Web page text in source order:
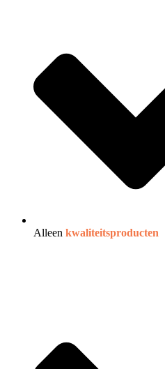
Alleen kwaliteitsproducten